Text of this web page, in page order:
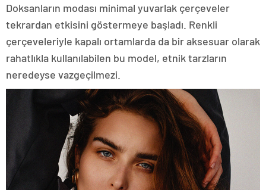
Doksanların modası minimal yuvarlak çerçeveler
tekrardan etkisini göstermeye başladı. Renkli
çerçeveleriyle kapalı ortamlarda da bir aksesuar olarak
rahatlıkla kullanılabilen bu model, etnik tarzların
neredeyse vazgeçilmezi.